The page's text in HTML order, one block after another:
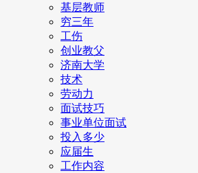
基层教师
穷三年
工伤
创业教父
济南大学
技术
劳动力
面试技巧
事业单位面试
投入多少
应届生
工作内容